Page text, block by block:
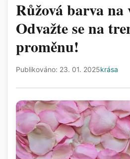
Růžová barva na
Odvažte se na
proměnu!
Publikováno: 23. 01. 2025krása